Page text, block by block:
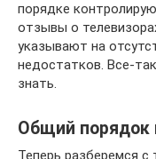
порядке
отзывы о
указывают на
недостатков. Все-
знать.
Общий порядок
Теперь разберемся с